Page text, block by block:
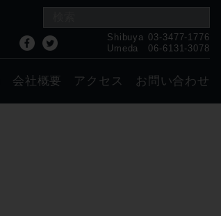
Shibuya 03-3477-1776
Umeda
06-6131-3078
会社概要 アクセス お問い合わせ